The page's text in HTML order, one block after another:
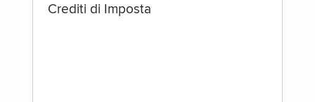
Crediti di Imposta